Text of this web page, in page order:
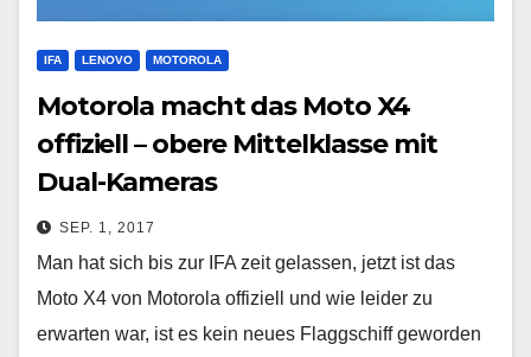
IFA LENOVO MOTOROLA
Motorola macht das Moto X4
offiziell – obere Mittelklasse mit
Dual-Kameras
SEP. 1, 2017
Man hat sich bis zur IFA zeit gelassen, jetzt ist das
Moto X4 von Motorola offiziell und wie leider zu
erwarten war, ist es kein neues Flaggschiff geworden